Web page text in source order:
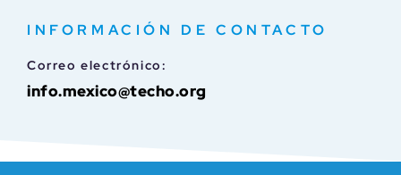
INFORMACIÓN DE CONTACTO
Correo electrónico:
info.mexico@techo.org